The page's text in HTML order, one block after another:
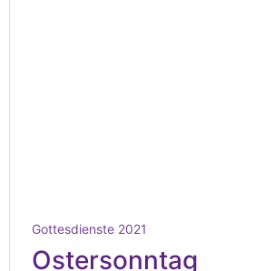
Gottesdienste 2021
Ostersonntag